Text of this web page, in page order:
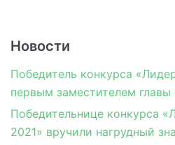
Новости
Победитель конкурса
первым заместителем главы
Победительнице конкурса
2021» вручили нагрудный